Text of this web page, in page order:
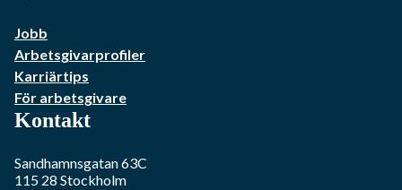
Jobb
Arbetsgivarprofiler
Karriärtips
För arbetsgivare
Kontakt
Sandhamnsgatan 63C
115 28 Stockholm